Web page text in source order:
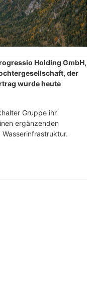
Holding GmbH,
der
wurde heute
Gruppe ihr
ergänzenden